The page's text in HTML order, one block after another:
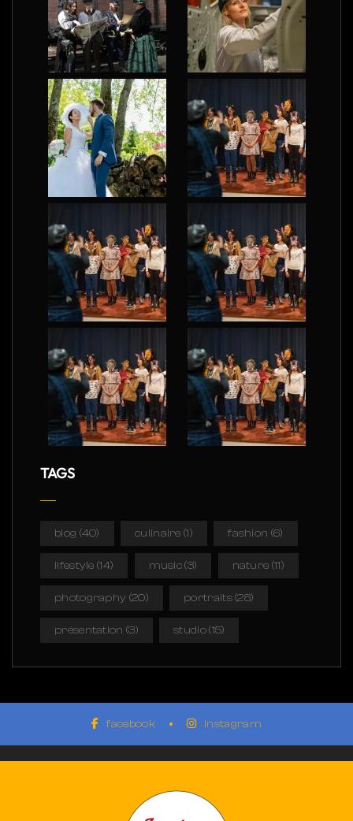
TAGS
blog (40) culinaire (1) fashion (6)
lifestyle (14) music(3) nature (11)
photography (20) portraits(28)
présentation (3) studio(15)
facebook instagram